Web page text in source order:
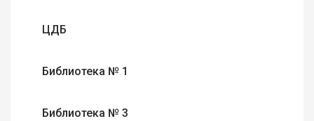
ЦДБ
Библиотека № 1
Библиотека № 3